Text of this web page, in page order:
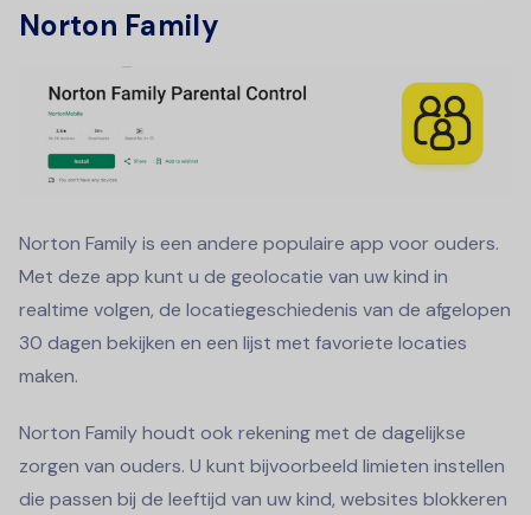
Norton Family
Norton Family is een andere populaire app voor ouders.
Met deze app kunt u de geolocatie van uw kind in
realtime volgen, de locatiegeschiedenis van de afgelopen
30 dagen bekijken en een lijst met favoriete locaties
maken.
Norton Family houdt ook rekening met de dagelijkse
zorgen van ouders. U kunt bijvoorbeeld limieten instellen
die passen bij de leeftijd van uw kind, websites blokkeren